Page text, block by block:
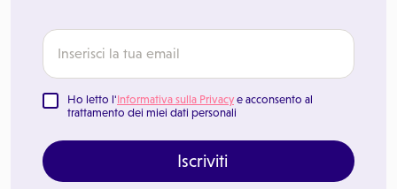
Ho letto l'Informativa sulla Privacy e acconsento al
trattamento dei miei dati personali
Iscriviti